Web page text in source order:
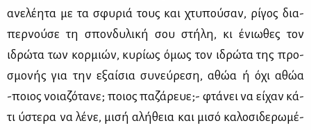
ανε­λέ­η­τα με τα σφυ­ριά τους και χτυ­πού­σαν, ρί­γος δια­
περ­νού­σε τη σπον­δυ­λι­κή σου στή­λη, κι ένιω­θες τον
ιδρώ­τα των κορ­μιών, κυ­ρί­ως όμως τον ιδρώ­τα της προ­
σμο­νής για την εξαί­σια συ­νεύ­ρε­ση, αθώα ή όχι αθώα
-ποιος νοια­ζό­τα­νε; ποιος πα­ζά­ρευε;- φτά­νει να εί­χαν κά­
τι ύστε­ρα να λέ­νε, μι­σή αλή­θεια και μι­σό κα­λο­σι­δε­ρω­μέ­